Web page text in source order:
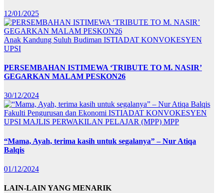
12/01/2025
Anak Kandung Suluh Budiman ISTIADAT KONVOKESYEN
UPSI
PERSEMBAHAN ISTIMEWA ‘TRIBUTE TO M. NASIR’
GEGARKAN MALAM PESKON26
30/12/2024
Fakulti Pengurusan dan Ekonomi ISTIADAT KONVOKESYEN
UPSI MAJLIS PERWAKILAN PELAJAR (MPP) MPP
“Mama, Ayah, terima kasih untuk segalanya” – Nur Atiqa
Balqis
01/12/2024
LAIN-LAIN YANG MENARIK